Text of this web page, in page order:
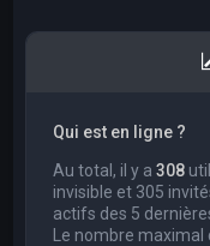
Qui est en ligne ?
Au total, il y a308
invisible et 305
actifs des 5
Le nombre